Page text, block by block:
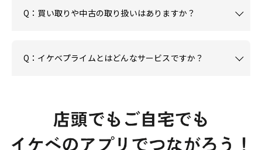
Q：買い取りや中古の取り扱いはありますか？
Q：イケベプライムとはどんなサービスですか？